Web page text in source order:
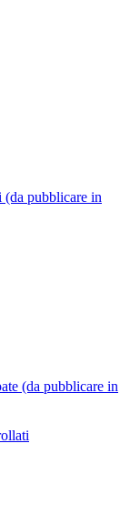
pubblicare in
(da pubblicare in